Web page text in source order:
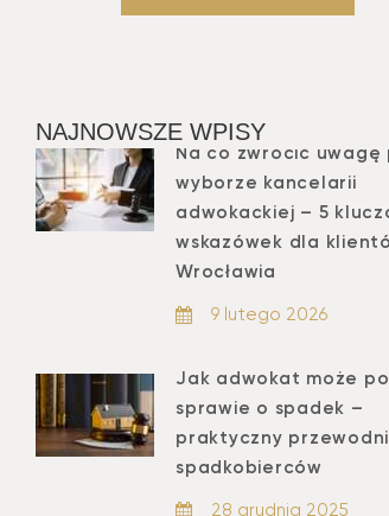
NAJNOWSZE WPISY
Na co zwrócić uwagę
wyborze kancelarii
adwokackiej – 5
wskazówek dla
Wrocławia
9 lutego 2026
Jak adwokat może
sprawie o spadek –
praktyczny
spadkobierców
28 grudnia 2025